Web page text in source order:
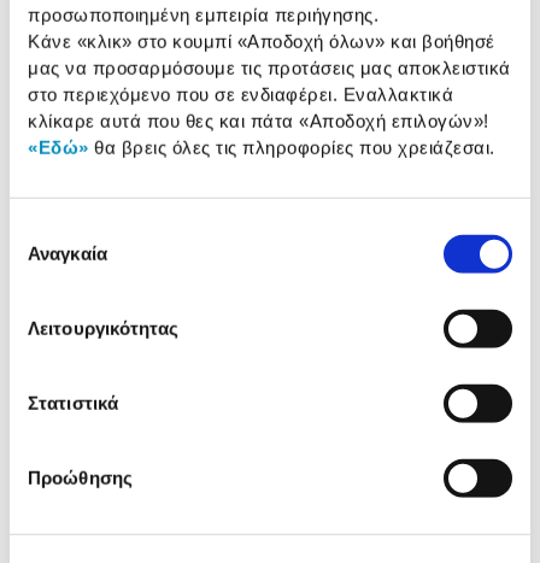
προσωποποιημένη εμπειρία περιήγησης.
Κάνε «κλικ» στο κουμπί «Αποδοχή όλων» και βοήθησέ
μας να προσαρμόσουμε τις προτάσεις μας αποκλειστικά
στο περιεχόμενο που σε ενδιαφέρει. Εναλλακτικά
κλίκαρε αυτά που θες και πάτα «Αποδοχή επιλογών»!
«Εδώ» θα βρεις όλες τις πληροφορίες που χρειάζεσαι.
συγκατάθεσης
Αναγκαία
Λειτουργικότητας
Στατιστικά
Προώθησης
Δες τι κλίκαραν όσοι είδαν το ίδιο
προϊόν με εσένα!
39,90€
Επισκευή Backlight LEDs